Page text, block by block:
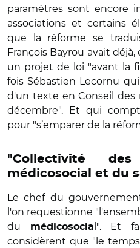
paramètres sont encore
associations et certains
que la réforme se
François Bayrou avait
un projet de loi "avant la
fois Sébastien Lecornu
d'un texte en Conseil des
décembre". Et qui
pour "s’emparer de la
"Collectivité
médicosocial et du
Le chef du
l'on requestionne
du
médicosocia l". Et
considèrent que "le